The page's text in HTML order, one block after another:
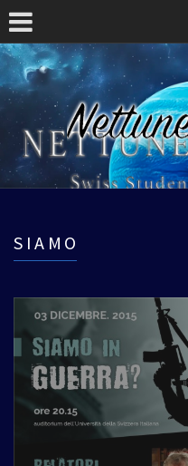
SIAMO